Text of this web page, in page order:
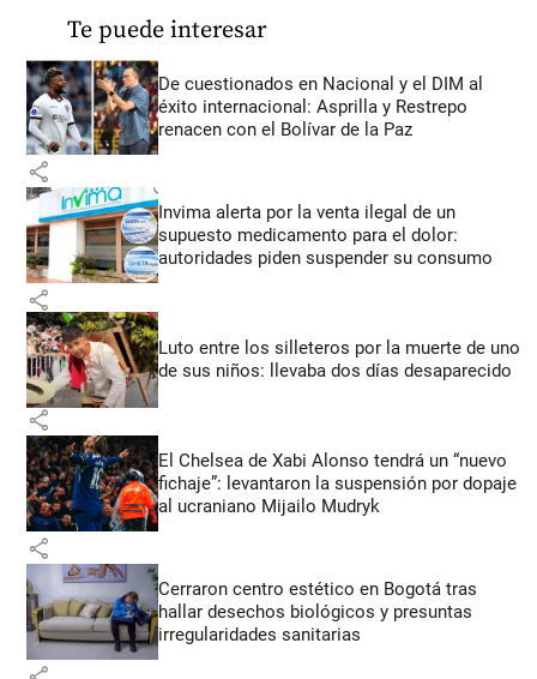
Te puede interesar
De cuestionados en Nacional y el DIM al
éxito internacional: Asprilla y Restrepo
renacen con el Bolívar de la Paz
share
Invima alerta por la venta ilegal de un
supuesto medicamento para el dolor:
autoridades piden suspender su consumo
share
Luto entre los silleteros por la muerte de uno
de sus niños: llevaba dos días desaparecido
share
El Chelsea de Xabi Alonso tendrá un “nuevo
fichaje”: levantaron la suspensión por dopaje
al ucraniano Mijailo Mudryk
share
Cerraron centro estético en Bogotá tras
hallar desechos biológicos y presuntas
irregularidades sanitarias